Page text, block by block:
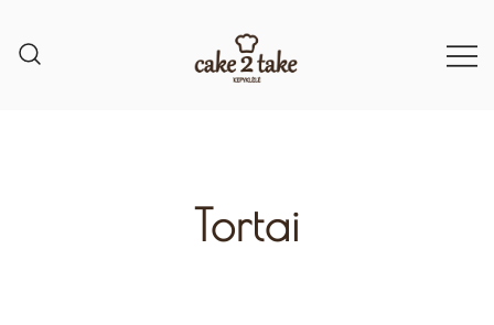
Tortai